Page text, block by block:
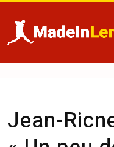
Jean-